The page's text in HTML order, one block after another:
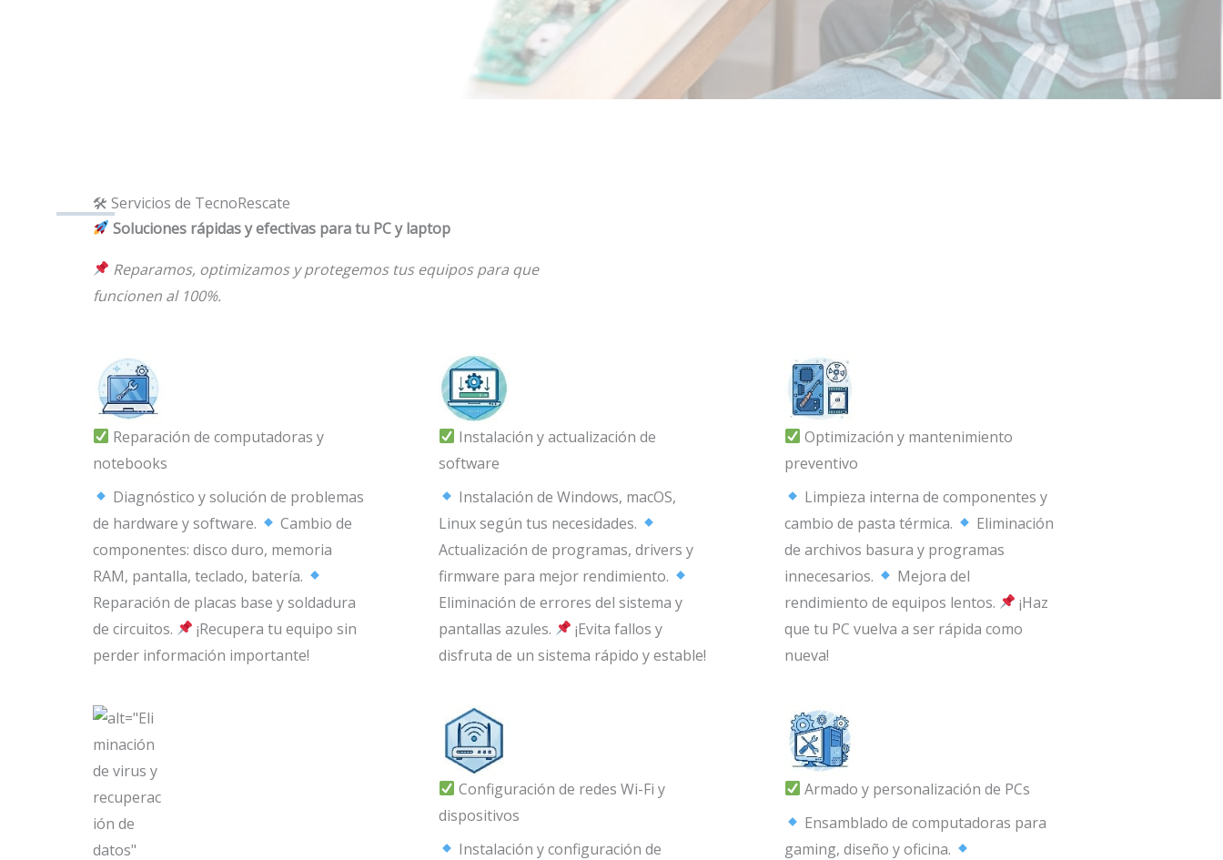
🛠 Servicios de TecnoRescate
Soluciones rápidas y efectivas para tu PC y laptop
Reparamos, optimizamos y protegemos tus equipos para que
funcionen al 100%.
Reparación de computadoras y
notebooks
Diagnóstico y solución de problemas
de hardware y software.
Cambio de
componentes: disco duro, memoria
RAM, pantalla, teclado, batería.
Reparación de placas base y soldadura
de circuitos.
¡Recupera tu equipo sin
perder información importante!
Instalación y actualización de
software
Instalación de Windows, macOS,
Linux según tus necesidades.
Actualización de programas, drivers y
firmware para mejor rendimiento.
Eliminación de errores del sistema y
pantallas azules.
¡Evita fallos y
disfruta de un sistema rápido y estable!
Optimización y mantenimiento
preventivo
Limpieza interna de componentes y
cambio de pasta térmica.
Eliminación
de archivos basura y programas
innecesarios.
Mejora del
rendimiento de equipos lentos.
¡Haz
que tu PC vuelva a ser rápida como
nueva!
Configuración de redes Wi-Fi y
dispositivos
Instalación y configuración de
Armado y personalización de PCs
Ensamblado de computadoras para
gaming, diseño y oficina.